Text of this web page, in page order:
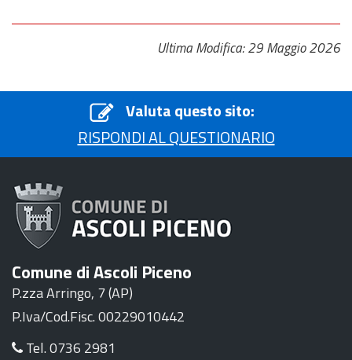
Ultima Modifica: 29 Maggio 2026
Valuta questo sito:
RISPONDI AL QUESTIONARIO
Comune di Ascoli Piceno
P.zza Arringo, 7 (AP)
P.Iva/Cod.Fisc. 00229010442
Tel. 0736 2981